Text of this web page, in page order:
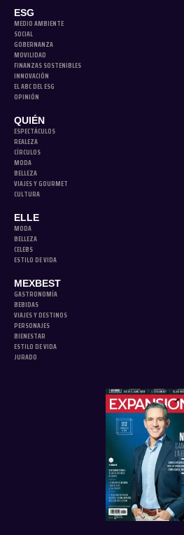
ESG
MEDIO AMBIENTE
SOCIAL
GOBERNANZA
MOVILIDAD
FINANZAS SOSTENIBLES
INNOVACIÓN
EL ABC DEL ESG
OPINIÓN
QUIÉN
ESPECTÁCULOS
REALEZA
CÍRCULOS
MODA
BELLEZA
VIAJES Y GOURMET
CULTURA
ELLE
MODA
BELLEZA
CELEBS
ESTILO DE VIDA
MEXBEST
GASTRONOMÍA
BEBIDAS
VIAJES Y DESTINOS
PERSONAJES
BIENESTAR
ESTILO DE VIDA
JURADO